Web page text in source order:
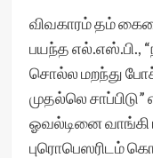
விவகாரம் தம்
பயந்த
சொல்ல மறந்து
முதல்லெ
ஓவல்டினை வாங்கி
புரொபெஸரிடம்